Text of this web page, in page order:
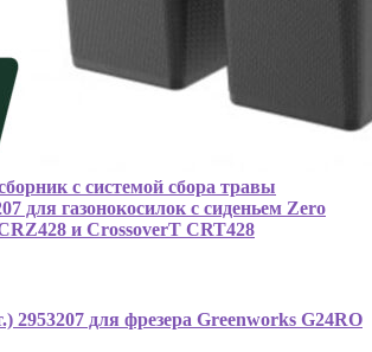
с системой сбора травы
для газонокосилок с сиденьем Zero
и CrossoverT CRT428
2953207 для фрезера Greenworks G24RO